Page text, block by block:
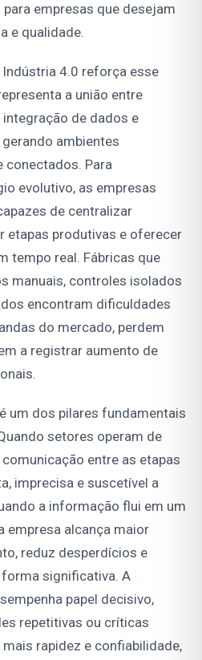
empresas que desejam
e qualidade.
4.0 reforça esse
a união entre
de dados e
ambientes
conectados. Para
evolutivo, as empresas
de centralizar
etapas produtivas e oferecer
tempo real. Fábricas que
manuais, controles isolados
encontram dificuldades
do mercado, perdem
a registrar aumento de
um dos pilares fundamentais
setores operam de
entre as etapas
imprecisa e suscetível a
a informação flui em um
empresa alcança maior
reduz desperdícios e
significativa. A
papel decisivo,
repetitivas ou críticas
rapidez e confiabilidade,